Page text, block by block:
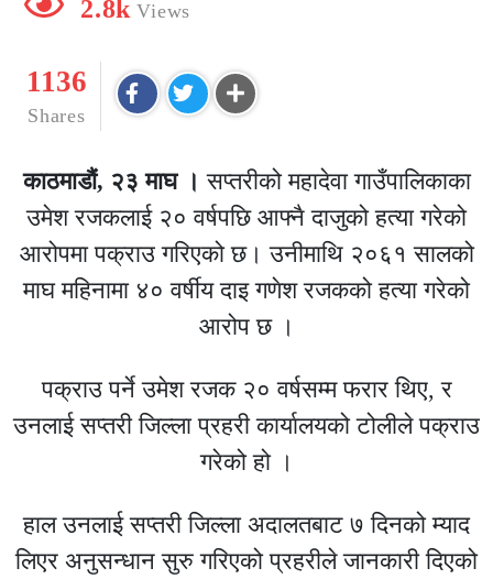
2.8k Views
1136
Shares
काठमाडौं, २३ माघ । सप्तरीको महादेवा गाउँपालिकाका
उमेश रजकलाई २० वर्षपछि आफ्नै दाजुको हत्या गरेको
आरोपमा पक्राउ गरिएको छ। उनीमाथि २०६१ सालको
माघ महिनामा ४० वर्षीय दाइ गणेश रजकको हत्या गरेको
आरोप छ ।
पक्राउ पर्ने उमेश रजक २० वर्षसम्म फरार थिए, र
उनलाई सप्तरी जिल्ला प्रहरी कार्यालयको टोलीले पक्राउ
गरेको हो ।
हाल उनलाई सप्तरी जिल्ला अदालतबाट ७ दिनको म्याद
लिएर अनुसन्धान सुरु गरिएको प्रहरीले जानकारी दिएको